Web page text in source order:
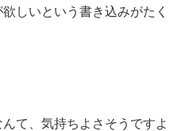
しいという書き込みがたく
て、気持ちよさそうですよ